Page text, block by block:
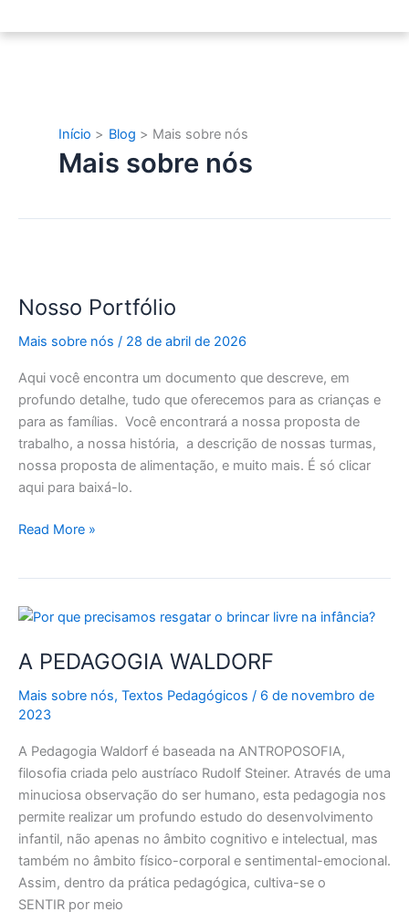
Início Blog Mais sobre nós
Mais sobre nós
Nosso Portfólio
Mais sobre nós / 28 de abril de 2026
Aqui você encontra um documento que descreve, em
profundo detalhe, tudo que oferecemos para as crianças e
para as famílias. Você encontrará a nossa proposta de
trabalho, a nossa história, a descrição de nossas turmas,
nossa proposta de alimentação, e muito mais. É só clicar
aqui para baixá-lo.
Read More »
A PEDAGOGIA WALDORF
Mais sobre nós, Textos Pedagógicos / 6 de novembro de
2023
A Pedagogia Waldorf é baseada na ANTROPOSOFIA,
filosofia criada pelo austríaco Rudolf Steiner. Através de uma
minuciosa observação do ser humano, esta pedagogia nos
permite realizar um profundo estudo do desenvolvimento
infantil, não apenas no âmbito cognitivo e intelectual, mas
também no âmbito físico-corporal e sentimental-emocional.
Assim, dentro da prática pedagógica, cultiva-se o
SENTIR por meio
A
WALDORF